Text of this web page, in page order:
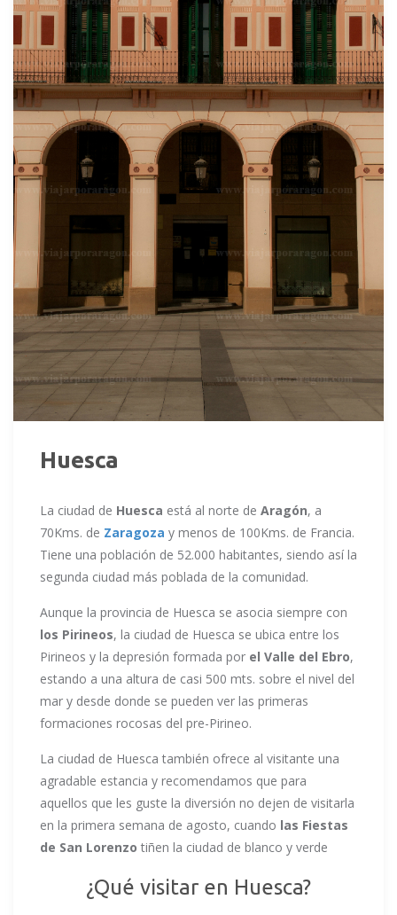
Huesca
La ciudad de Huesca está al norte de Aragón, a
70Kms. de Zaragoza y menos de 100Kms. de Francia.
Tiene una población de 52.000 habitantes, siendo así la
segunda ciudad más poblada de la comunidad.
Aunque la provincia de Huesca se asocia siempre con
los Pirineos, la ciudad de Huesca se ubica entre los
Pirineos y la depresión formada por el Valle del Ebro,
estando a una altura de casi 500 mts. sobre el nivel del
mar y desde donde se pueden ver las primeras
formaciones rocosas del pre-Pirineo.
La ciudad de Huesca también ofrece al visitante una
agradable estancia y recomendamos que para
aquellos que les guste la diversión no dejen de visitarla
en la primera semana de agosto, cuando las Fiestas
de San Lorenzo tiñen la ciudad de blanco y verde
¿Qué visitar en Huesca?